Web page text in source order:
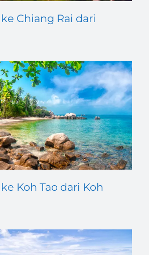
Chiang Rai dari
Koh Tao dari Koh